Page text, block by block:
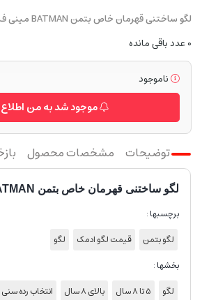
لگو ساختنی قهرمان خاص بتمن BATMAN مینی فیگور شخصیتی
0عدد باقی مانده
ناموجود
موجود شد به من اطلاع
توضیحات مشخصات محصول
لگو ساختنی قهرمان خاص بتمن BATMAN
برچسبها :
لگو بتمن
قیمت لگو ادمک
لگو
بخشها :
لگو
5 تا 8 سال بالای 8 سال انتخاب رده سنی